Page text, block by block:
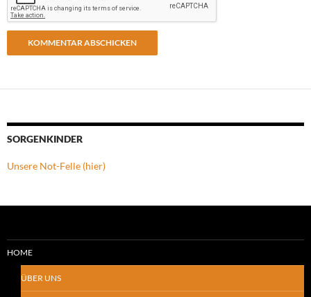
SORGENKINDER
Unsere Not-Felle (hier)
HOME
ÜBER UNS